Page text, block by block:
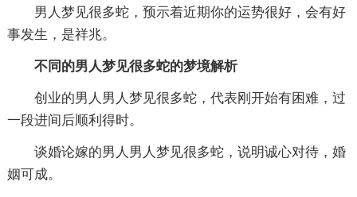
男人梦见很多蛇，预示着近期你的运势很好，会有好
事发生，是祥兆。
不同的男人梦见很多蛇的梦境解析
创业的男人男人梦见很多蛇，代表刚开始有困难，过
一段进间后顺利得时。
谈婚论嫁的男人男人梦见很多蛇，说明诚心对待，婚
姻可成。